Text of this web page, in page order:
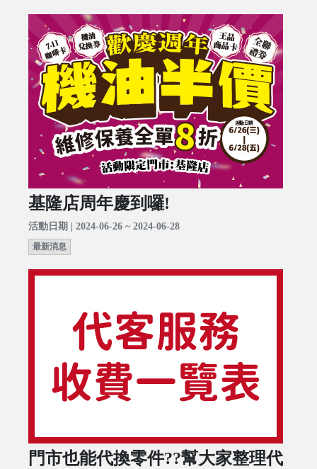
基隆店周年慶到囉!
活動日期 | 2024-06-26 ~ 2024-06-28
最新消息
門市也能代換零件??幫大家整理代